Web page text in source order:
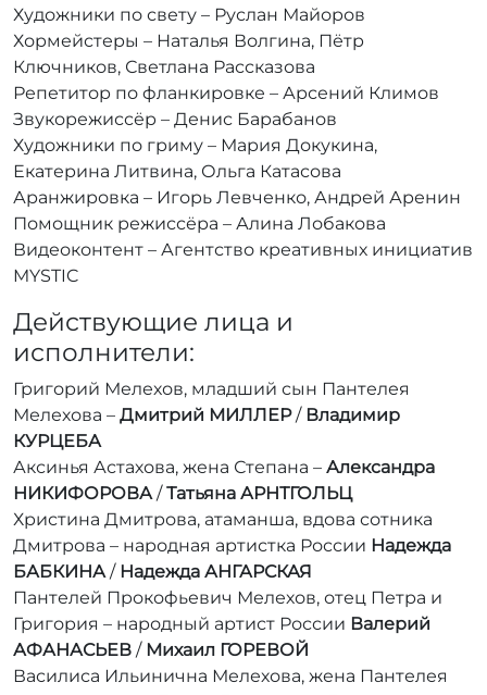
Художники по свету – Руслан Майоров
Хормейстеры – Наталья Волгина, Пётр
Ключников, Светлана Рассказова
Репетитор по фланкировке – Арсений Климов
Звукорежиссёр – Денис Барабанов
Художники по гриму – Мария Докукина,
Екатерина Литвина, Ольга Катасова
Аранжировка – Игорь Левченко, Андрей Аренин
Помощник режиссёра – Алина Лобакова
Видеоконтент – Агентство креативных инициатив
MYSTIC
Действующие лица и
исполнители:
Григорий Мелехов, младший сын Пантелея
Мелехова – Дмитрий МИЛЛЕР/ Владимир
КУРЦЕБА
Аксинья Астахова, жена Степана – Александра
НИКИФОРОВА /Татьяна АРНТГОЛЬЦ
Христина Дмитрова, атаманша, вдова сотника
Дмитрова – народная артистка России Надежда
БАБКИНА / Надежда АНГАРСКАЯ
Пантелей Прокофьевич Мелехов, отец Петра и
Григория – народный артист России Валерий
АФАНАСЬЕВ / Михаил ГОРЕВОЙ
Василиса Ильинична Мелехова, жена Пантелея